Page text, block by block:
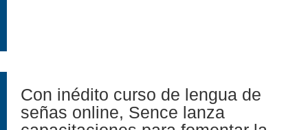
Con inédito curso de lengua de
señas online, Sence lanza